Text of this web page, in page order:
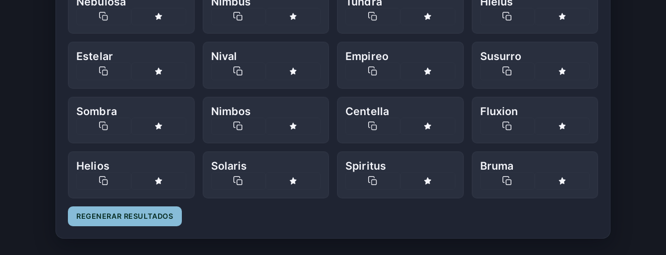
Estelar Nival Empireo Susurro
Sombra Nimbos Centella Fluxion
Helios Solaris Spiritus Bruma
REGENERAR RESULTADOS